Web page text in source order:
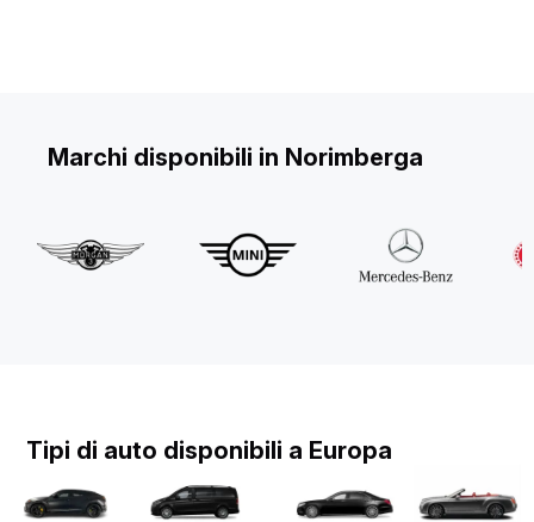
Marchi disponibili in Norimberga
Tipi di auto disponibili a Europa